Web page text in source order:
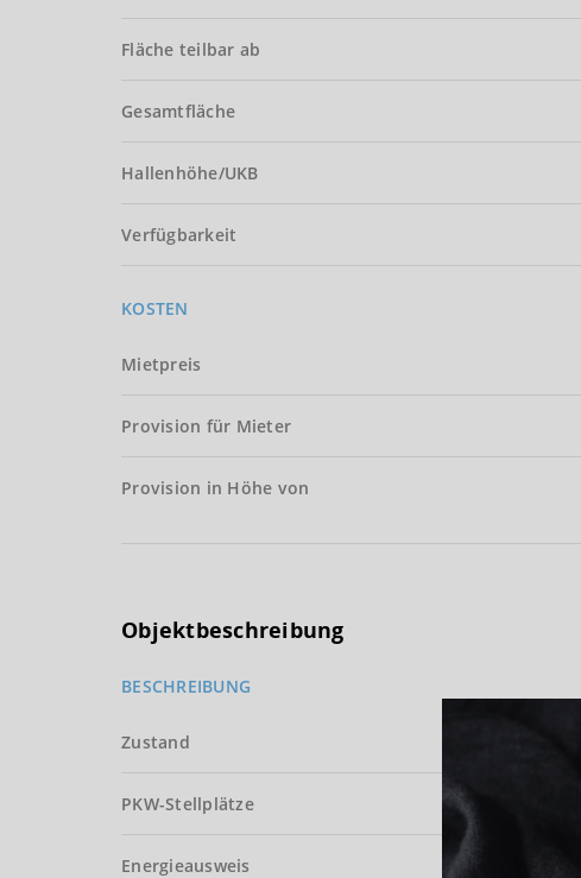
Fläche teilbar ab
Gesamtfläche
Hallenhöhe/UKB
Verfügbarkeit
KOSTEN
Mietpreis
Provision für Mieter
Provision in Höhe von
Objektbeschreibung
BESCHREIBUNG
Zustand
PKW-Stellplätze
Energieausweis